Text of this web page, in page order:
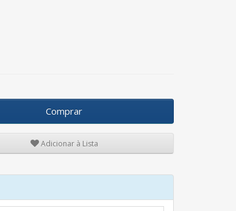
Comprar
Adicionar à Lista